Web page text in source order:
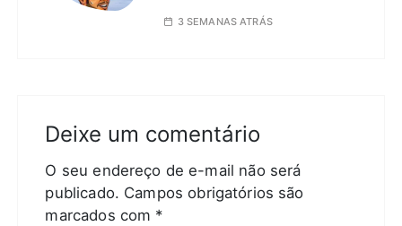
3 SEMANAS ATRÁS
Deixe um comentário
O seu endereço de e-mail não será
publicado. Campos obrigatórios são
marcados com *